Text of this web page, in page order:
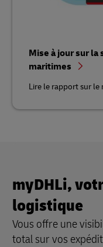
Mise à jour sur
maritimes
Lire le rapport sur le
myDHLi,
logistique
Vous offre une
total sur vos